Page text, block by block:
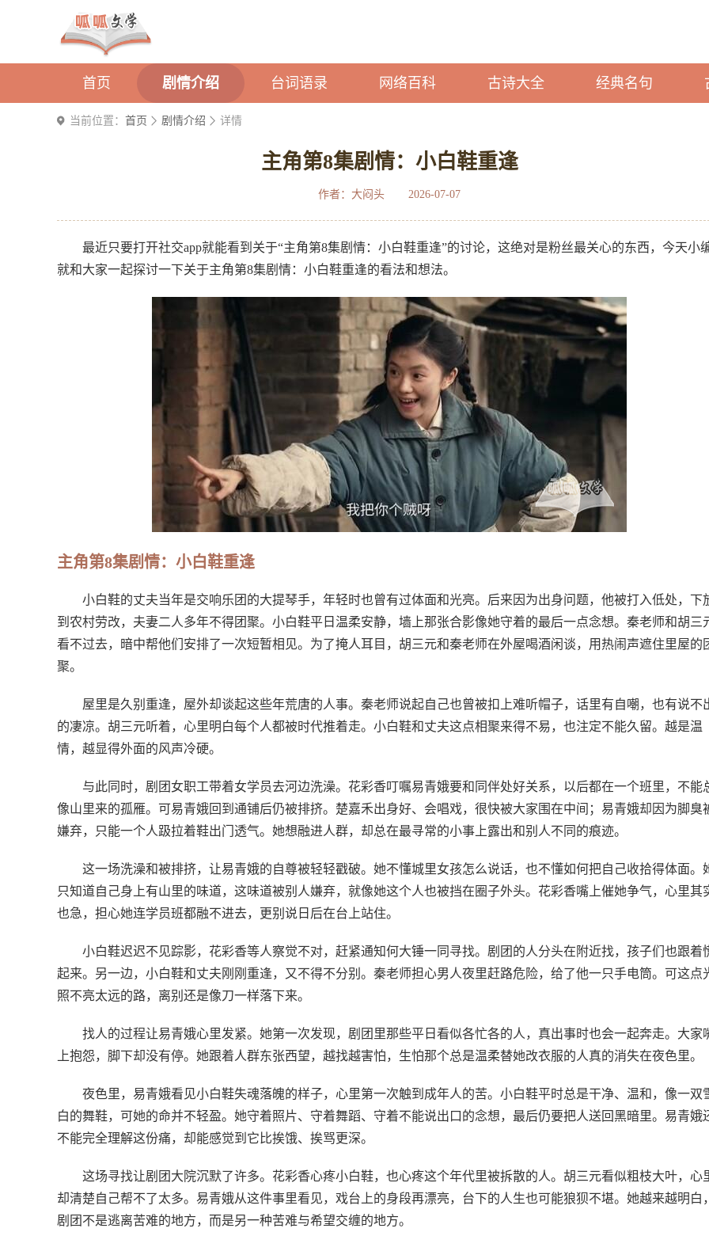
首页 剧情介绍 台词语录 网络百科 古诗大全 经典名句
当前位置： 首页 剧情介绍 详情
主角第8集剧情：小白鞋重逢
作者：大闷头 2026-07-07
最近只要打开社交app就能看到关于“主角第8集剧情：小白鞋重逢”的讨论，这绝对是粉丝最关心的东西，今天小
就和大家一起探讨一下关于主角第8集剧情：小白鞋重逢的看法和想法。
主角第8集剧情：小白鞋重逢
小白鞋的丈夫当年是交响乐团的大提琴手，年轻时也曾有过体面和光亮。后来因为出身问题，他被打入低处，下
到农村劳改，夫妻二人多年不得团聚。小白鞋平日温柔安静，墙上那张合影像她守着的最后一点念想。秦老师和胡三
看不过去，暗中帮他们安排了一次短暂相见。为了掩人耳目，胡三元和秦老师在外屋喝酒闲谈，用热闹声遮住里屋的
聚。
屋里是久别重逢，屋外却谈起这些年荒唐的人事。秦老师说起自己也曾被扣上难听帽子，话里有自嘲，也有说不
的凄凉。胡三元听着，心里明白每个人都被时代推着走。小白鞋和丈夫这点相聚来得不易，也注定不能久留。越是温
情，越显得外面的风声冷硬。
与此同时，剧团女职工带着女学员去河边洗澡。花彩香叮嘱易青娥要和同伴处好关系，以后都在一个班里，不能
像山里来的孤雁。可易青娥回到通铺后仍被排挤。楚嘉禾出身好、会唱戏，很快被大家围在中间；易青娥却因为脚臭
嫌弃，只能一个人趿拉着鞋出门透气。她想融进人群，却总在最寻常的小事上露出和别人不同的痕迹。
这一场洗澡和被排挤，让易青娥的自尊被轻轻戳破。她不懂城里女孩怎么说话，也不懂如何把自己收拾得体面。
只知道自己身上有山里的味道，这味道被别人嫌弃，就像她这个人也被挡在圈子外头。花彩香嘴上催她争气，心里其
也急，担心她连学员班都融不进去，更别说日后在台上站住。
小白鞋迟迟不见踪影，花彩香等人察觉不对，赶紧通知何大锤一同寻找。剧团的人分头在附近找，孩子们也跟着
起来。另一边，小白鞋和丈夫刚刚重逢，又不得不分别。秦老师担心男人夜里赶路危险，给了他一只手电筒。可这点
照不亮太远的路，离别还是像刀一样落下来。
找人的过程让易青娥心里发紧。她第一次发现，剧团里那些平日看似各忙各的人，真出事时也会一起奔走。大家
上抱怨，脚下却没有停。她跟着人群东张西望，越找越害怕，生怕那个总是温柔替她改衣服的人真的消失在夜色里。
夜色里，易青娥看见小白鞋失魂落魄的样子，心里第一次触到成年人的苦。小白鞋平时总是干净、温和，像一双
白的舞鞋，可她的命并不轻盈。她守着照片、守着舞蹈、守着不能说出口的念想，最后仍要把人送回黑暗里。易青娥
不能完全理解这份痛，却能感觉到它比挨饿、挨骂更深。
这场寻找让剧团大院沉默了许多。花彩香心疼小白鞋，也心疼这个年代里被拆散的人。胡三元看似粗枝大叶，心
却清楚自己帮不了太多。易青娥从这件事里看见，戏台上的身段再漂亮，台下的人生也可能狼狈不堪。她越来越明白，
剧团不是逃离苦难的地方，而是另一种苦难与希望交缠的地方。